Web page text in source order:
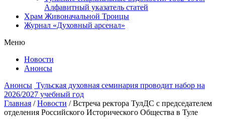
Алфавитный указатель статей
Храм Живоначальной Троицы
Журнал «Духовный арсенал»
Меню
Новости
Анонсы
Анонсы Тульская духовная семинария проводит набор на
2026/2027 учебный год
Главная / Новости / Встреча ректора ТулДС с председателем
отделения Российского Исторического Общества в Туле